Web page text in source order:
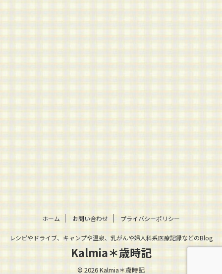
ホーム お問い合わせ プライバシーポリシー
レシピやドライブ、キャンプや温泉、乳がんや婦人科系医療記録などのBlog
Kalmia＊歳時記
© 2026 Kalmia＊歳時記